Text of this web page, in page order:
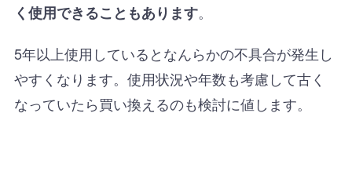
く使用できることもあります。
5年以上使用しているとなんらかの不具合が発生し
やすくなります。使用状況や年数も考慮して古く
なっていたら買い換えるのも検討に値します。